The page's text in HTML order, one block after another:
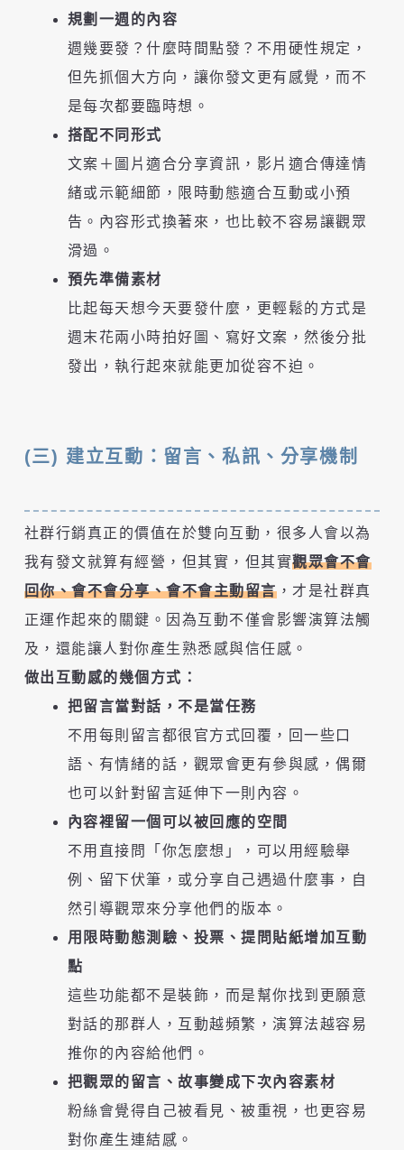
規劃一週的內容
週幾要發？什麼時間點發？不用硬性規定，
但先抓個大方向，讓你發文更有感覺，而不
是每次都要臨時想。
搭配不同形式
文案＋圖片適合分享資訊，影片適合傳達情
緒或示範細節，限時動態適合互動或小預
告。內容形式換著來，也比較不容易讓觀眾
滑過。
預先準備素材
比起每天想今天要發什麼，更輕鬆的方式是
週末花兩小時拍好圖、寫好文案，然後分批
發出，執行起來就能更加從容不迫。
(三) 建立互動：留言、私訊、分享機制
社群行銷真正的價值在於雙向互動，很多人會以為
我有發文就算有經營，但其實，但其實觀眾會不會
回你、會不會分享、會不會主動留言，才是社群真
正運作起來的關鍵。因為互動不僅會影響演算法觸
及，還能讓人對你產生熟悉感與信任感。
做出互動感的幾個方式：
把留言當對話，不是當任務
不用每則留言都很官方式回覆，回一些口
語、有情緒的話，觀眾會更有參與感，偶爾
也可以針對留言延伸下一則內容。
內容裡留一個可以被回應的空間
不用直接問「你怎麼想」，可以用經驗舉
例、留下伏筆，或分享自己遇過什麼事，自
然引導觀眾來分享他們的版本。
用限時動態測驗、投票、提問貼紙增加互動
點
這些功能都不是裝飾，而是幫你找到更願意
對話的那群人，互動越頻繁，演算法越容易
推你的內容給他們。
把觀眾的留言、故事變成下次內容素材
粉絲會覺得自己被看見、被重視，也更容易
對你產生連結感。